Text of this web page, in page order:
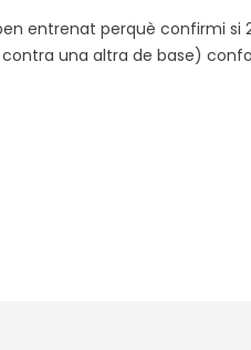
entrenat perquè confirmi si 2
una altra de base)